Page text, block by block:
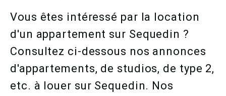
Vous êtes intéressé par la location
d'un appartement sur Sequedin ?
Consultez ci-dessous nos annonces
d'appartements, de studios, de type 2,
etc. à louer sur Sequedin. Nos